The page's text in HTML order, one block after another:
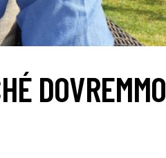
DOVREMMO